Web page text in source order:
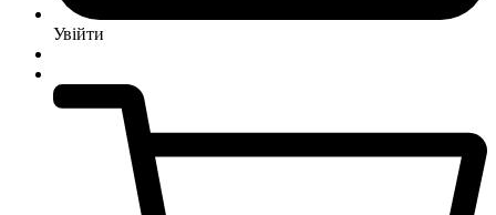
Увійти